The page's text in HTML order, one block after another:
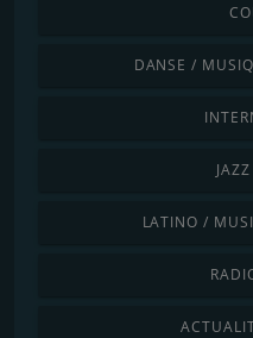
DANSE /
LATINO /